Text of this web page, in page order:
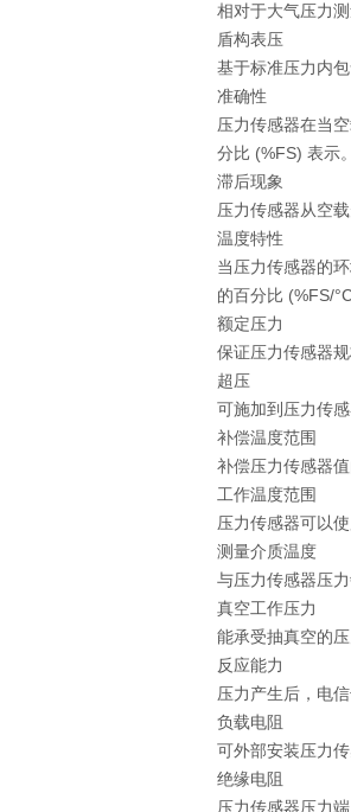
相对于大气压力
盾构表压
基于标准压力内
准确性
压力传感器在当
分比 (%FS) 表示
滞后现象
压力传感器从空
温度特性
当压力传感器的
的百分比 (%FS/
额定压力
保证压力传感器
超压
可施加到压力传
补偿温度范围
补偿压力传感器
工作温度范围
压力传感器可以
测量介质温度
与压力传感器压
真空工作压力
能承受抽真空的
反应能力
压力产生后，电
负载电阻
可外部安装压力
绝缘电阻
压力传感器压力